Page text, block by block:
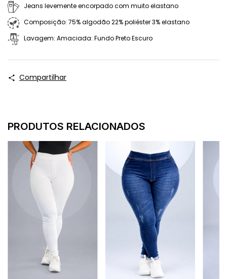
Jeans levemente encorpado com muito elastano
Composição: 75% algodão 22% poliéster 3% elastano
Lavagem: Amaciada: Fundo Preto Escuro
Compartilhar
PRODUTOS RELACIONADOS